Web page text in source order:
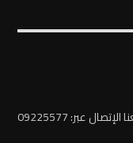
عبر: 09225577